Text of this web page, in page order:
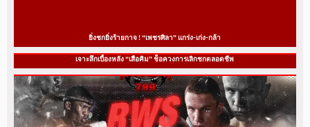
ยิ่งชกยิ่งร้ายกาจ ! “เพชรศิลา” แกร่ง-เก่ง-กล้า
เจาะลึกเบื้องหลัง “เสือคิม” ช็อควงการเลิกชกตลอดชีพ